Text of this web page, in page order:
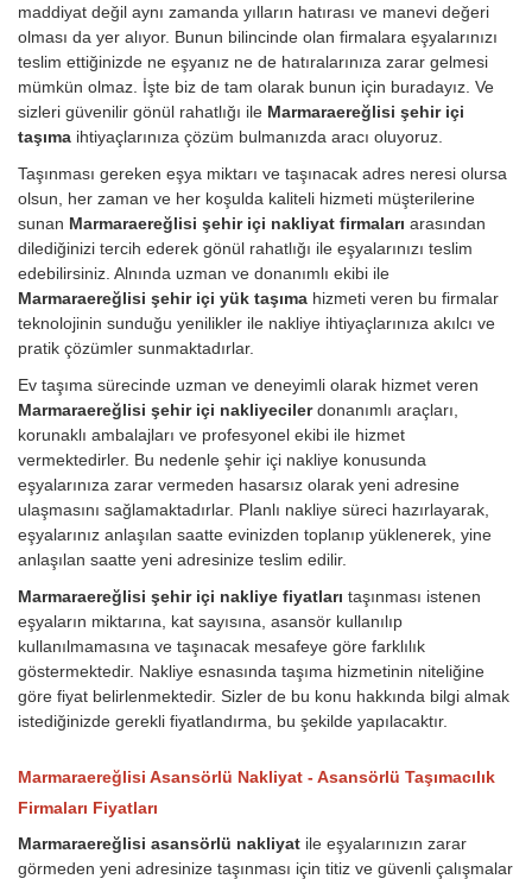
maddiyat değil aynı zamanda yılların hatırası ve manevi değeri
olması da yer alıyor. Bunun bilincinde olan firmalara eşyalarınızı
teslim ettiğinizde ne eşyanız ne de hatıralarınıza zarar gelmesi
mümkün olmaz. İşte biz de tam olarak bunun için buradayız. Ve
sizleri güvenilir gönül rahatlığı ile Marmaraereğlisi şehir içi
taşıma ihtiyaçlarınıza çözüm bulmanızda aracı oluyoruz.
Taşınması gereken eşya miktarı ve taşınacak adres neresi olursa
olsun, her zaman ve her koşulda kaliteli hizmeti müşterilerine
sunan Marmaraereğlisi şehir içi nakliyat firmaları arasından
dilediğinizi tercih ederek gönül rahatlığı ile eşyalarınızı teslim
edebilirsiniz. Alnında uzman ve donanımlı ekibi ile
Marmaraereğlisi şehir içi yük taşıma hizmeti veren bu firmalar
teknolojinin sunduğu yenilikler ile nakliye ihtiyaçlarınıza akılcı ve
pratik çözümler sunmaktadırlar.
Ev taşıma sürecinde uzman ve deneyimli olarak hizmet veren
Marmaraereğlisi şehir içi nakliyecilerdonanımlı araçları,
korunaklı ambalajları ve profesyonel ekibi ile hizmet
vermektedirler. Bu nedenle şehir içi nakliye konusunda
eşyalarınıza zarar vermeden hasarsız olarak yeni adresine
ulaşmasını sağlamaktadırlar. Planlı nakliye süreci hazırlayarak,
eşyalarınız anlaşılan saatte evinizden toplanıp yüklenerek, yine
anlaşılan saatte yeni adresinize teslim edilir.
Marmaraereğlisi şehir içi nakliye fiyatları taşınması istenen
eşyaların miktarına, kat sayısına, asansör kullanılıp
kullanılmamasına ve taşınacak mesafeye göre farklılık
göstermektedir. Nakliye esnasında taşıma hizmetinin niteliğine
göre fiyat belirlenmektedir. Sizler de bu konu hakkında bilgi almak
istediğinizde gerekli fiyatlandırma, bu şekilde yapılacaktır.
Marmaraereğlisi Asansörlü Nakliyat - Asansörlü Taşımacılık
Firmaları Fiyatları
Marmaraereğlisi asansörlü nakliyat ile eşyalarınızın zarar
görmeden yeni adresinize taşınması için titiz ve güvenli çalışmalar